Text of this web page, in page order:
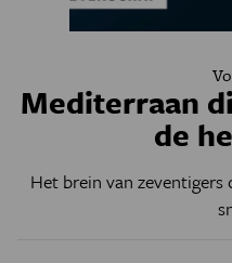
Mediterraan
de
Het brein van